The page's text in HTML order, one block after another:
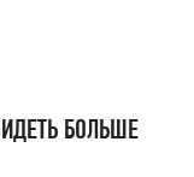
БОЛЬШЕ